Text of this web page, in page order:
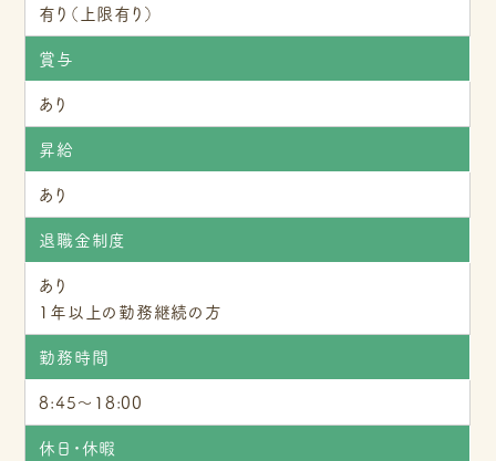
有り（上限有り）
賞与
あり
昇給
あり
退職金制度
あり
1年以上の勤務継続の方
勤務時間
8:45～18:00
休日・休暇